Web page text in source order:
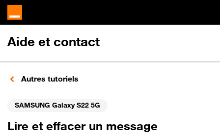
Aide et contact
Autres tutoriels
SAMSUNG Galaxy S22 5G
Lire et effacer un message